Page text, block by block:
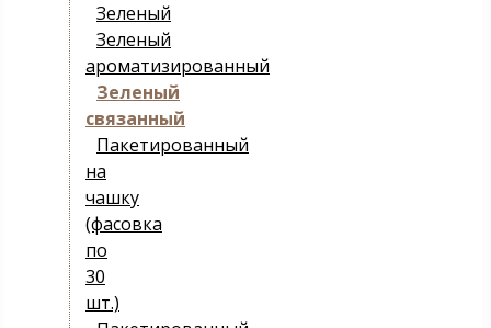
Зеленый
Зеленый
ароматизированный
Зеленый
связанный
Пакетированный
на
чашку
(фасовка
по
30
шт.)